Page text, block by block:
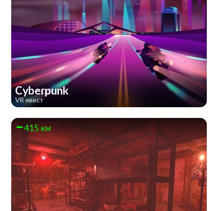
Cyberpunk
VR квест
415 км